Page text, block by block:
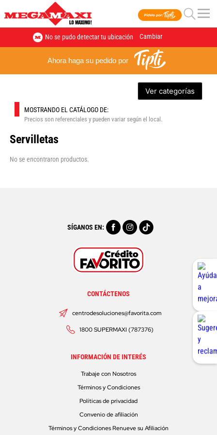
No se pudo detectar tu ubicación Cambiar
Ahora haga su pedido por
Ver categorías
MOSTRANDO EL CATÁLOGO DE:
Precios son referenciales y pueden variar según el local.
Servilletas
No se encontraron productos.
SÍGANOS EN:
CONTÁCTENOS
centrodesoluciones@favorita.com
1800 SUPERMAXI (787376)
INFORMACIÓN DE INTERÉS
Trabaje con Nosotros
Términos y Condiciones
Políticas de privacidad
Convenio de afiliación
Términos y Condiciones Renueve su Afiliación